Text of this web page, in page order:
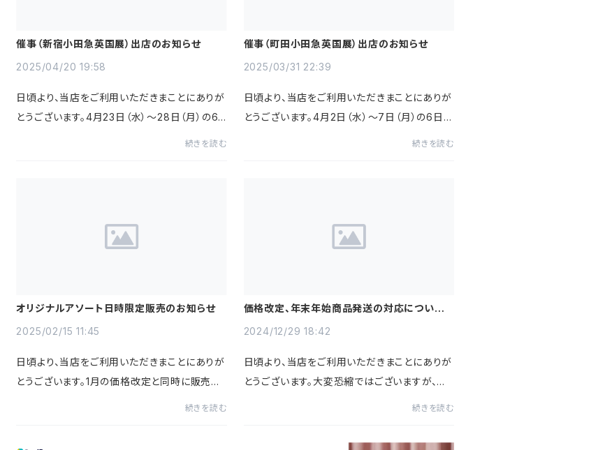
催事（新宿小田急英国展）出店のお知らせ
2025/04/20 19:58
日頃より、当店をご利用いただきまことにありが
とうございます。4月23日（水）～28日（月）の6
日間、小田急百貨店 新宿店にて開催される英
続きを読む
催事（町田小田急英国展）出店のお知らせ
2025/03/31 22:39
日頃より、当店をご利用いただきまことにありが
とうございます。4月2日（水）～7日（月）の6日
間、小田急百貨店 町田店にて開催される英国
続きを読む
オリジナルアソート日時限定販売のお知らせ
2025/02/15 11:45
日頃より、当店をご利用いただきまことにありが
とうございます。1月の価格改定と同時に販売を
続きを読む
価格改定、年末年始商品発送の対応についての
2024/12/29 18:42
日頃より、当店をご利用いただきまことにありが
とうございます。大変恐縮ではございますが、仕
の改定を実施いたします。基...
続きを読む